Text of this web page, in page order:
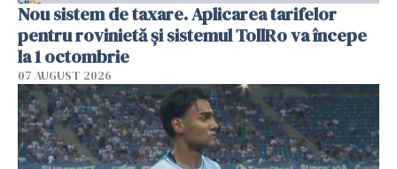
Nou sistem de taxare. Aplicarea tarifelor
pentru rovinietă şi sistemul TollRo va începe
la 1 octombrie
07 AUGUST 2026